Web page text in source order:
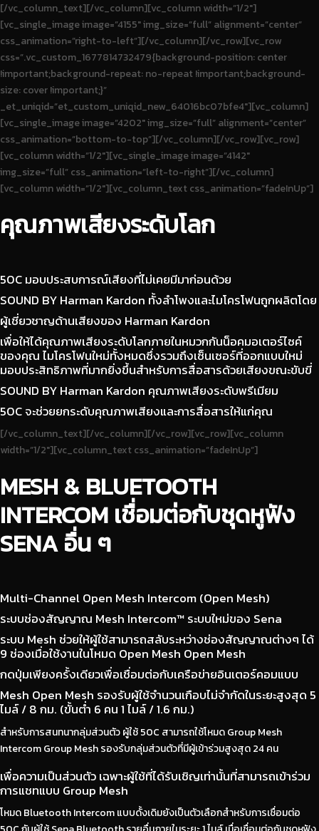
[/vc_column_text][/vc_column][vc_column width=”1/2″]
[vc_single_image image=”4155″ img_size=”full” alignment=”center”
css_animation=”right-to-left”][/vc_column][/vc_row][vc_row
css=”.vc_custom_1677814732479{background-position: center
!important;background-repeat: no-repeat !important;background-
size: cover !important;}”
_et_uniqid=”et_custom_uniqid_new_64016bc07bfe4″][vc_column]
[vc_single_image image=”4202″ img_size=”full” alignment=”center”
css_animation=”bottom-to-top”][/vc_column][/vc_row][vc_row]
[vc_column width=”1/2″][vc_single_image image=”4142″
img_size=”full” css_animation=”left-to-right”][/vc_column]
[vc_column width=”1/2″][vc_column_text css_animation=”fadeInUp”]
คุณภาพเสียงระดับโลก
50C มอบประสบการณ์เสียงที่ไม่เคยมีมาก่อนด้วย
SOUND BY Harman Kardon ทั้งลำโพงและไมโครโฟนถูกผลิตโดย
ผู้เชี่ยวชาญด้านเสียงของ Harman Kardon
เพื่อให้ได้คุณภาพเสียงระดับโลกภายในหมวกกันน็อคมอเตอร์ไซค์
ของคุณ ไมโครโฟนใหม่ทั้งหมดซึ่งรวมถึงเซ็นเซอร์ที่ออกแบบใหม่
มอบประสิทธิภาพที่มากยิ่งขึ้นสำหรับการสื่อสารด้วยเสียงขณะขับขี่
SOUND BY Harman Kardon คุณภาพเสียงระดับพรีเมียม
50C จะช่วยยกระดับคุณภาพเสียงและการสื่อสารให้แก่คุณ
[/vc_column_text][/vc_column][/vc_row][vc_row][vc_column
width=”1/2″][vc_column_text css_animation=”fadeInUp”]
MESH & BLUETOOTH
INTERCOM เชื่อมต่อกับชุดหูฟัง
SENA อื่น ๆ
Multi-Channel Open Mesh Intercom (Open Mesh)
ระบบช่องสัญญาณ Mesh Intercom™ ระบบใหม่ของ Sena
ระบบ Mesh ช่วยให้ผู้ใช้สามารถสลับระหว่างช่องสัญญาณต่างๆ ได้
9 ช่องเมื่อใช้งานในโหมด Open Mesh Open Mesh
กดปุ่มเพียงครั้งเดียวเพื่อเชื่อมต่อกับเครือข่ายอินเตอร์คอมแบบ
Mesh Open Mesh รองรับผู้ใช้จำนวนเกือบไม่จำกัดในระยะสูงสุด 5
ไมล์ / 8 กม. (ขั้นต่ำ 6 คน 1 ไมล์ / 1.6 กม.)
สำหรับการสนทนากลุ่มส่วนตัว ผู้ใช้ 50C สามารถใช้โหมด Group Mesh
Intercom Group Mesh รองรับกลุ่มส่วนตัวที่มีผู้เข้าร่วมสูงสุด 24 คน
เพื่อความเป็นส่วนตัว เฉพาะผู้ใช้ที่ได้รับเชิญเท่านั้นที่สามารถเข้าร่วม
การแชทแบบ Group Mesh
โหมด Bluetooth Intercom แบบดั้งเดิมยังเป็นตัวเลือกสำหรับการเชื่อมต่อ